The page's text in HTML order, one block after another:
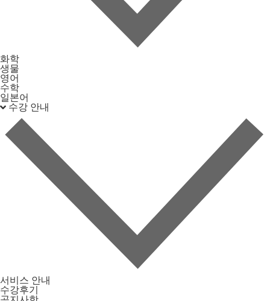
화학
생물
영어
수학
일본어
수강 안내
서비스 안내
수강후기